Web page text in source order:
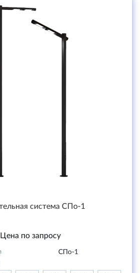
система СПо-1
Цена по запросу
СПо-1